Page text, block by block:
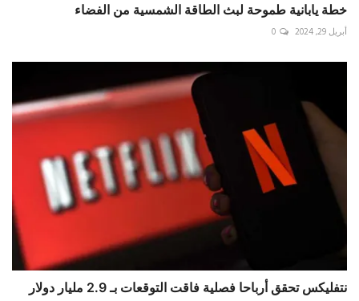
خطة يابانية طموحة لبث الطاقة الشمسية من الفضاء
أبريل 29, 2024 0
نتفليكس تحقق أرباحا فصلية فاقت التوقعات بـ 2.9 مليار دولار